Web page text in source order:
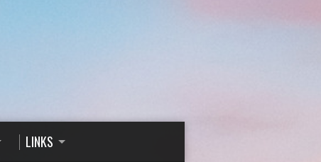
LINKS